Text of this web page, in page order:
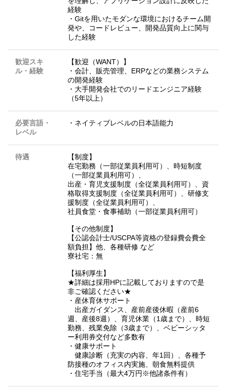
経験
・Gitを用いたモダンな環境におけるチーム開
発や、コードレビュー、開発品質向上に関与
した経験
歓迎スキ
ル・経験
【歓迎（WANT）】
・会計、販売管理、ERPなどの業務システム
の開発経験
・大手開発会社でのリードエンジニア経験
（5年以上）
必要言語・
レベル
・ネイティブレベルの日本語能力
待遇
【制度】
在宅勤務（一部従業員利用可）、時短制度
（一部従業員利用可）、
出産・育児支援制度（全従業員利用可）、資
格取得支援制度（全従業員利用可）、研修支
援制度（全従業員利用可）、
社員食堂・食事補助（一部従業員利用可）
【その他制度】
【公認会計士/USCPA等資格の登録費会費全
額負担】他、各種研修 など
寮社宅：無
【福利厚生】
★詳細は採用HPに記載しておりますので是
非ご確認ください★
・産休育休サポート
出産ガイダンス、産前産後休暇（産前6
週、産後8週）、育児休業（1歳まで）、時短
勤務、残業免除（3歳まで）、ベビーシッタ
ー利用券交付など多数有
・健康サポート
健康診断（充実の内容、年1回）、各種予
防接種のオフィス内実施、朝食無料提供
・住宅手当（最大4万円※他諸条件有）